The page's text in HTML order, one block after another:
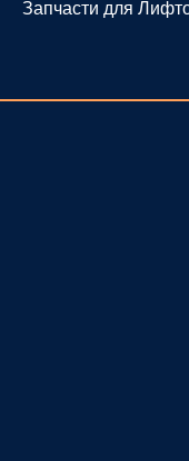
Перейти
Запчасти для